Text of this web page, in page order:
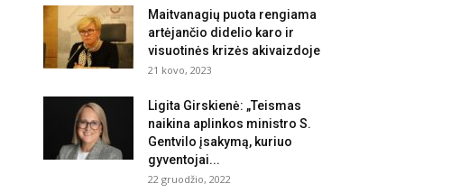
Maitvanagių puota rengiama
artėjančio didelio karo ir
visuotinės krizės akivaizdoje
21 kovo, 2023
Ligita Girskienė: „Teismas
naikina aplinkos ministro S.
Gentvilo įsakymą, kuriuo
gyventojai...
22 gruodžio, 2022